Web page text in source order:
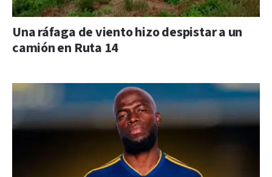
Una ráfaga de viento hizo despistar a un
camión en Ruta 14